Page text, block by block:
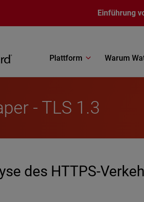
Einführung
Plattform Warum
- TLS 1.3
des HTTPS-